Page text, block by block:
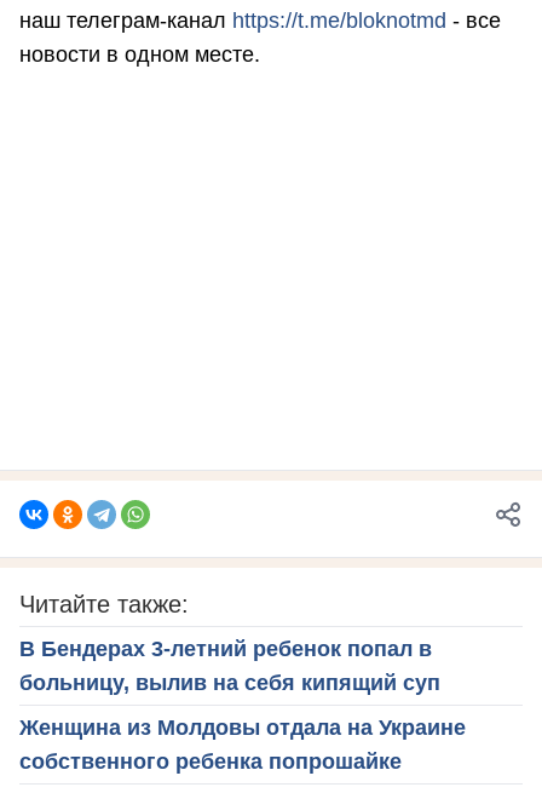
наш телеграм-канал https://t.me/bloknotmd - все
новости в одном месте.
Читайте также:
В Бендерах 3-летний ребенок попал в
больницу, вылив на себя кипящий суп
Женщина из Молдовы отдала на Украине
собственного ребенка попрошайке